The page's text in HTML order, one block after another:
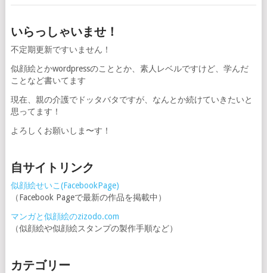
いらっしゃいませ！
不定期更新ですいません！
似顔絵とかwordpressのこととか、素人レベルですけど、学んだ
ことなど書いてます
現在、親の介護でドッタバタですが、なんとか続けていきたいと
思ってます！
よろしくお願いしま〜す！
自サイトリンク
似顔絵せいこ(FacebookPage)
（Facebook Pageで最新の作品を掲載中）
マンガと似顔絵のzizodo.com
（似顔絵や似顔絵スタンプの製作手順など）
カテゴリー